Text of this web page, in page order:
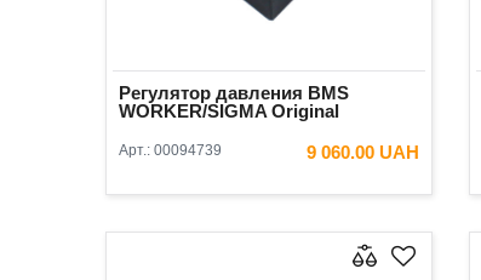
Регулятор давления BMS
WORKER/SIGMA Original
Арт.: 00094739 9 060.00 UAH
В КОРЗИНУ